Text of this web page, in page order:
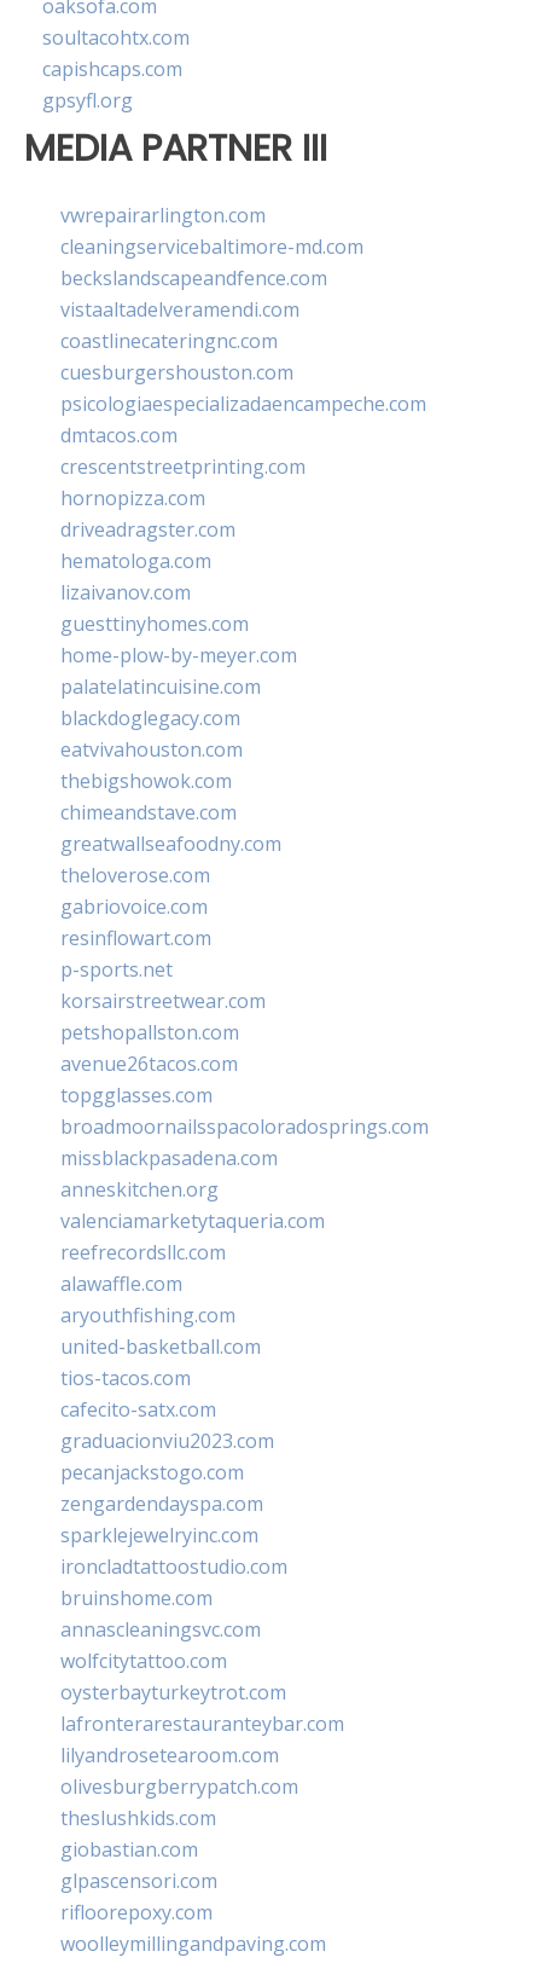
oaksofa.com
soultacohtx.com
capishcaps.com
gpsyfl.org
MEDIA PARTNER III
vwrepairarlington.com
cleaningservicebaltimore-md.com
beckslandscapeandfence.com
vistaaltadelveramendi.com
coastlinecateringnc.com
cuesburgershouston.com
psicologiaespecializadaencampeche.com
dmtacos.com
crescentstreetprinting.com
hornopizza.com
driveadragster.com
hematologa.com
lizaivanov.com
guesttinyhomes.com
home-plow-by-meyer.com
palatelatincuisine.com
blackdoglegacy.com
eatvivahouston.com
thebigshowok.com
chimeandstave.com
greatwallseafoodny.com
theloverose.com
gabriovoice.com
resinflowart.com
p-sports.net
korsairstreetwear.com
petshopallston.com
avenue26tacos.com
topgglasses.com
broadmoornailsspacoloradosprings.com
missblackpasadena.com
anneskitchen.org
valenciamarketytaqueria.com
reefrecordsllc.com
alawaffle.com
aryouthfishing.com
united-basketball.com
tios-tacos.com
cafecito-satx.com
graduacionviu2023.com
pecanjackstogo.com
zengardendayspa.com
sparklejewelryinc.com
ironcladtattoostudio.com
bruinshome.com
annascleaningsvc.com
wolfcitytattoo.com
oysterbayturkeytrot.com
lafronterarestauranteybar.com
lilyandrosetearoom.com
olivesburgberrypatch.com
theslushkids.com
giobastian.com
glpascensori.com
rifloorepoxy.com
woolleymillingandpaving.com